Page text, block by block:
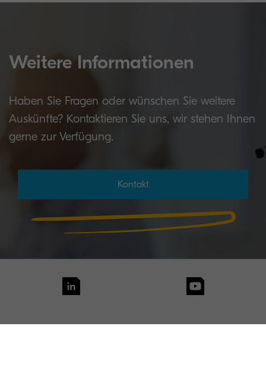
Weitere Informationen
Haben Sie Fragen oder wünschen Sie weitere
Auskünfte? Kontaktieren Sie uns, wir stehen Ihnen
gerne zur Verfügung.
Kontakt